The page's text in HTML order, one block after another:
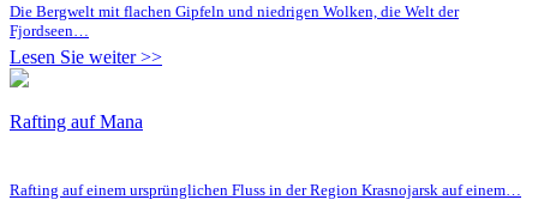
Die Bergwelt mit flachen Gipfeln und niedrigen Wolken, die Welt der
Fjordseen…
Lesen Sie weiter >>
Rafting auf Mana
Rafting auf einem ursprünglichen Fluss in der Region Krasnojarsk auf einem…